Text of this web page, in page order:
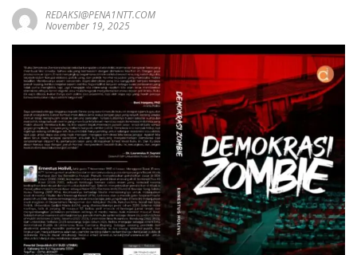
REDAKSI@PENA1NTT.COM
November 19, 2025